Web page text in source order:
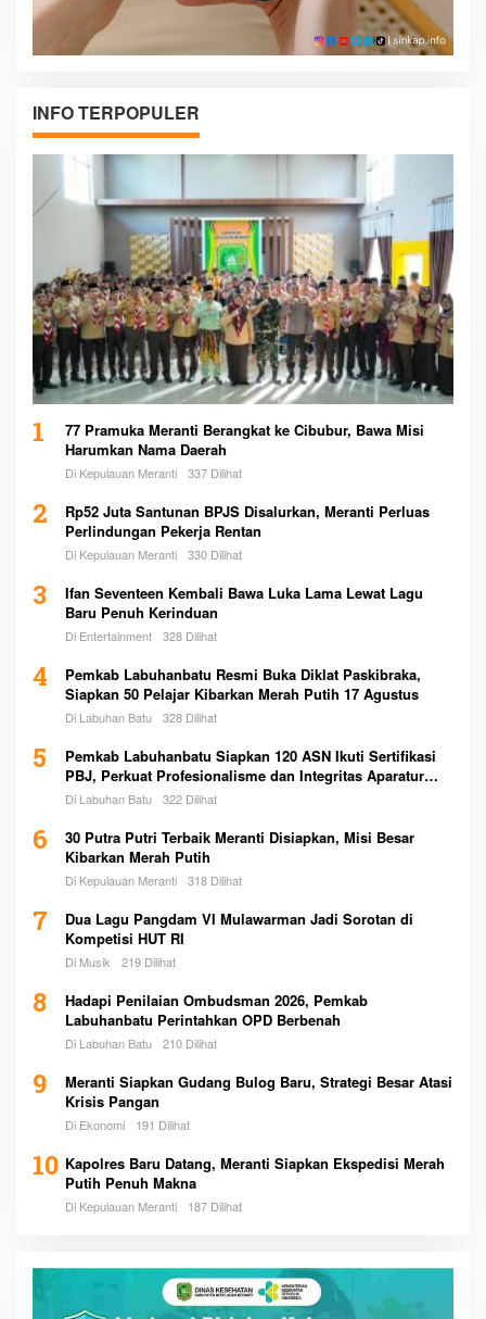
INFO TERPOPULER
1
77 Pramuka Meranti Berangkat ke Cibubur, Bawa Misi
Harumkan Nama Daerah
Di Kepulauan Meranti 337 Dilihat
2
Rp52 Juta Santunan BPJS Disalurkan, Meranti Perluas
Perlindungan Pekerja Rentan
Di Kepulauan Meranti 330 Dilihat
3
Ifan Seventeen Kembali Bawa Luka Lama Lewat Lagu
Baru Penuh Kerinduan
Di Entertainment 328 Dilihat
4
Pemkab Labuhanbatu Resmi Buka Diklat Paskibraka,
Siapkan 50 Pelajar Kibarkan Merah Putih 17 Agustus
Di Labuhan Batu 328 Dilihat
5
Pemkab Labuhanbatu Siapkan 120 ASN Ikuti Sertifikasi
PBJ, Perkuat Profesionalisme dan Integritas Aparatur
Pemerintah
Di Labuhan Batu 322 Dilihat
6
30 Putra Putri Terbaik Meranti Disiapkan, Misi Besar
Kibarkan Merah Putih
Di Kepulauan Meranti 318 Dilihat
7
Dua Lagu Pangdam VI Mulawarman Jadi Sorotan di
Kompetisi HUT RI
Di Musik 219 Dilihat
8
Hadapi Penilaian Ombudsman 2026, Pemkab
Labuhanbatu Perintahkan OPD Berbenah
Di Labuhan Batu 210 Dilihat
9
Meranti Siapkan Gudang Bulog Baru, Strategi Besar Atasi
Krisis Pangan
Di Ekonomi 191 Dilihat
10 Kapolres Baru Datang, Meranti Siapkan Ekspedisi Merah
Putih Penuh Makna
Di Kepulauan Meranti 187 Dilihat